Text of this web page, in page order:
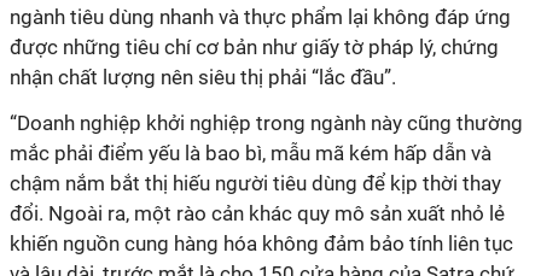
ngành tiêu dùng nhanh và thực phẩm lại không đáp ứng
được những tiêu chí cơ bản như giấy tờ pháp lý, chứng
nhận chất lượng nên siêu thị phải “lắc đầu”.
“Doanh nghiệp khởi nghiệp trong ngành này cũng thường
mắc phải điểm yếu là bao bì, mẫu mã kém hấp dẫn và
chậm nắm bắt thị hiếu người tiêu dùng để kịp thời thay
đổi. Ngoài ra, một rào cản khác quy mô sản xuất nhỏ lẻ
khiến nguồn cung hàng hóa không đảm bảo tính liên tục